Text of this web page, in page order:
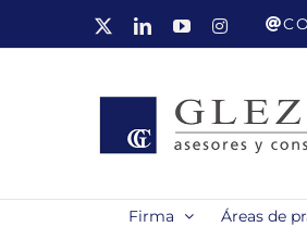
LinkedInYouTubeInstagram
Firma Áreas de